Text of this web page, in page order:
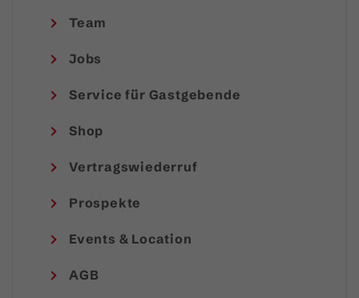
Team
Jobs
Service für Gastgebende
Shop
Vertragswiederruf
Prospekte
Events & Location
AGB